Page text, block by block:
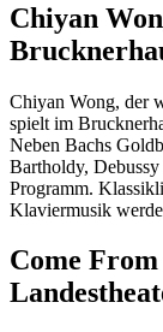
Chiyan
Chiyan Wong, der
spielt im
Neben Bachs
Bartholdy,
Programm.
Klaviermusik
Come